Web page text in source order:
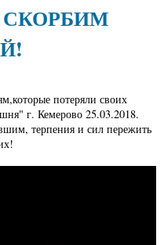
потеряли своих
г. Кемерово 25.03.2018.
терпения и сил пережить